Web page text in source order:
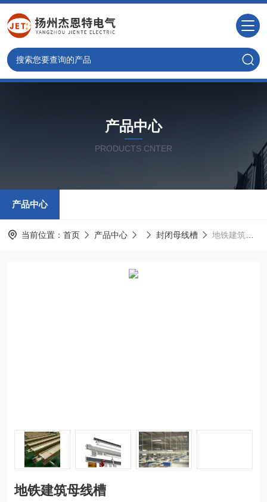
产品中心
PRODUCTS CNTER
产品中心
当前位置： 首页 产品中心 封闭母线槽 地铁建筑母线槽
地铁建筑母线槽